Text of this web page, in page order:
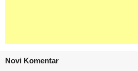
Novi Komentar